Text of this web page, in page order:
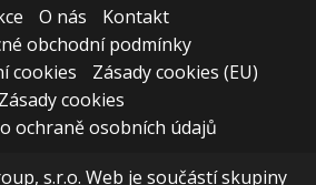
O nás
Kontakt
obchodní podmínky
cookies
Zásady cookies (EU)
Zásady cookies
ochraně osobních údajů
s.r.o. Web je součástí skupiny